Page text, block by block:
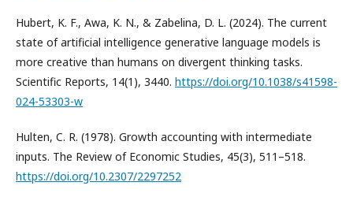
Hubert, K. F., Awa, K. N., & Zabelina, D. L. (2024). The current
state of artificial intelligence generative language models is
more creative than humans on divergent thinking tasks.
Scientific Reports, 14(1), 3440. https://doi.org/10.1038/s41598-
024-53303-w
Hulten, C. R. (1978). Growth accounting with intermediate
inputs. The Review of Economic Studies, 45(3), 511–518.
https://doi.org/10.2307/2297252